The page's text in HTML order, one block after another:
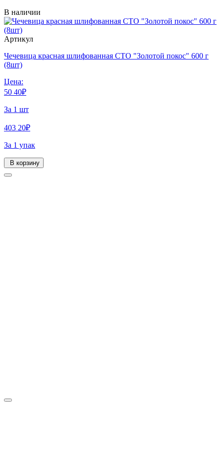
В наличии
Артикул
Чечевица красная шлифованная СТО "Золотой покос" 600 г
(8шт)
Цена:
50 40₽
За 1 шт
403 20₽
За 1 упак
В корзину